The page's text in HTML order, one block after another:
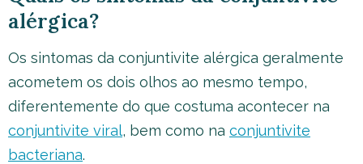
alérgica?
Os sintomas da conjuntivite alérgica geralmente
acometem os dois olhos ao mesmo tempo,
diferentemente do que costuma acontecer na
conjuntivite viral, bem como na conjuntivite
bacteriana.